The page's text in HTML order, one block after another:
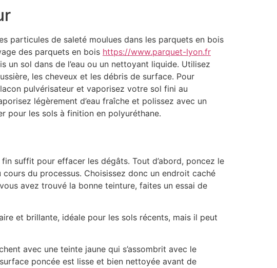
particules de saleté moulues dans les parquets en bois
des parquets en bois https://www.parquet-lyon.fr
sol dans de l’eau ou un nettoyant liquide. Utilisez
les cheveux et les débris de surface. Pour
pulvérisateur et vaporisez votre sol fini au
légèrement d’eau fraîche et polissez avec un
pour les sols à finition en polyuréthane.
suffit pour effacer les dégâts. Tout d’abord, poncez le
du processus. Choisissez donc un endroit caché
avez trouvé la bonne teinture, faites un essai de
et brillante, idéale pour les sols récents, mais il peut
avec une teinte jaune qui s’assombrit avec le
poncée est lisse et bien nettoyée avant de